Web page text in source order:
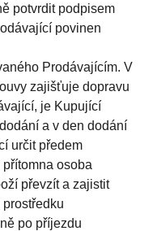
potvrdit podpisem
povinen
Prodávajícím. V
zajišťuje dopravu
je Kupující
a v den dodání
určit předem
osoba
převzít a zajistit
po příjezdu